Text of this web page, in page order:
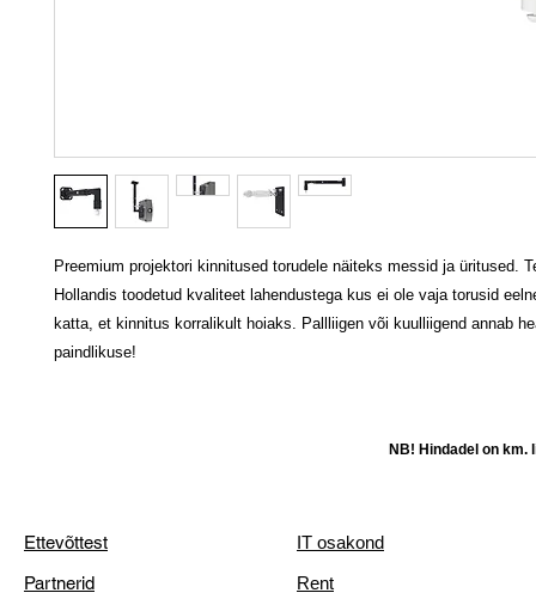
Preemium projektori kinnitused torudele näiteks messid ja üritused.
Hollandis toodetud kvaliteet lahendustega kus ei ole vaja torusid
katta, et kinnitus korralikult hoiaks. Pallliigen või kuulliigend annab
paindlikuse!
NB! Hindadel on km.
Ettevõttest
Partnerid
IT osakond
Rent